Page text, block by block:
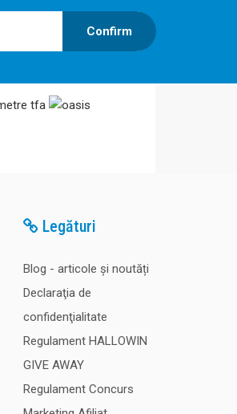
Confirm
Legături
Blog - articole și noutăți
Declaraţia de
confidenţialitate
Regulament HALLOWIN
GIVE AWAY
Regulament Concurs